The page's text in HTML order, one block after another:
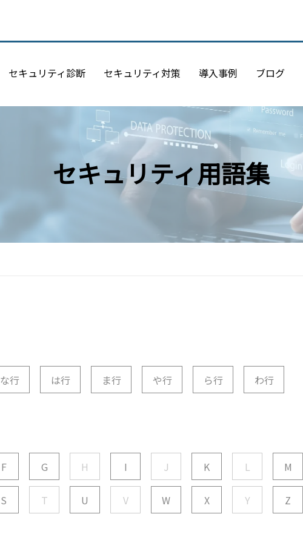
セキュリティ診断 セキュリティ対策 導入事例 ブログ
セキュリティ用語集
な行 は行 ま行 や行 ら行 わ行
F G H I J K L M
S T U V W X Y Z